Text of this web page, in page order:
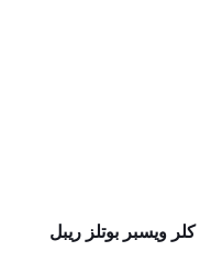
ويسبر بوتلز ريبل